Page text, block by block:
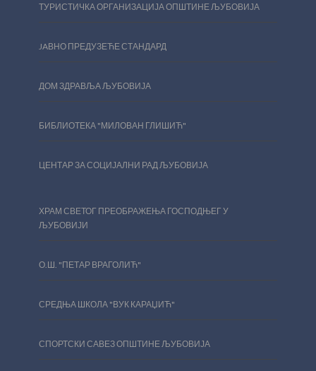
ТУРИСТИЧКА ОРГАНИЗАЦИЈА ОПШТИНЕ ЉУБОВИЈА
JAВНО ПРЕДУЗЕЋЕ СТАНДАРД
ДОМ ЗДРАВЉА ЉУБОВИЈА
БИБЛИОТЕКА "МИЛОВАН ГЛИШИЋ"
ЦЕНТАР ЗА СОЦИЈАЛНИ РАД ЉУБОВИЈА
ХРАМ СВЕТОГ ПРЕОБРАЖЕЊА ГОСПОДЊЕГ У
ЉУБОВИЈИ
О.Ш. "ПЕТАР ВРАГОЛИЋ"
СРЕДЊА ШКОЛА "ВУК КАРАЏИЋ"
СПОРТСКИ САВЕЗ ОПШТИНЕ ЉУБОВИЈА